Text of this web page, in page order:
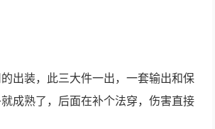
出装，此三大件一出，一套输出和保
成熟了，后面在补个法穿，伤害直接